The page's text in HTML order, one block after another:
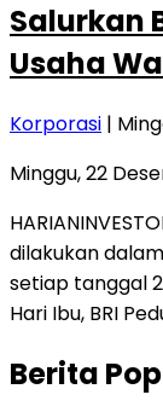
Salurkan
Usaha
Korporasi |
Minggu, 22
dilakukan
setiap tanggal
Hari Ibu, BRI
Berita